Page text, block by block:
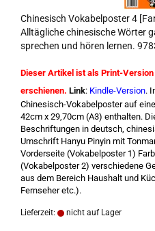
Chinesisch Vokabelposter 4
Alltägliche chinesische Wörter
sprechen und hören lernen.
Dieser Artikel ist als Print-
erschienen. Link: Kindle-Version.
Chinesisch-Vokabelposter auf
42cm x 29,70cm (A3) enthalten.
Beschriftungen in deutsch,
Umschrift Hanyu Pinyin mit
Vorderseite (Vokabelposter 1)
(Vokabelposter 2) verschiedene
aus dem Bereich Haushalt und
Fernseher etc.).
Lieferzeit: nicht auf Lager